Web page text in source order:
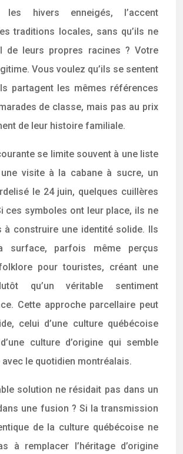
les hivers enneigés, l’accent
traditions locales, sans qu’ils ne
de leurs propres racines ? Votre
Vous voulez qu’ils se sentent
partagent les mêmes références
de classe, mais pas au prix
de leur histoire familiale.
se limite souvent à une liste
visite à la cabane à sucre, un
le 24 juin, quelques cuillères
ces symboles ont leur place, ils ne
à construire une identité solide. Ils
surface, parfois même perçus
pour touristes, créant une
qu’un véritable sentiment
Cette approche parcellaire peut
celui d’une culture québécoise
culture d’origine qui semble
le quotidien montréalais.
solution ne résidait pas dans un
une fusion ? Si la transmission
de la culture québécoise ne
à remplacer l’héritage d’origine